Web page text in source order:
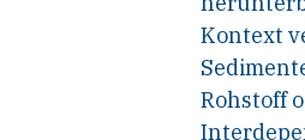
Kontext
Rohstoff